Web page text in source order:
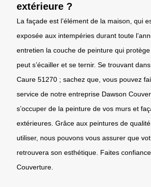
extérieure ?
La façade est l’élément de la maison, qui
exposée aux intempéries durant toute
entretien la couche de peinture qui
peut s’écailler et se ternir. Se trouvant
Caure 51270 ; sachez que, vous pouvez
service de notre entreprise Dawson
s’occuper de la peinture de vos murs et
extérieures. Grâce aux peintures de
utiliser, nous pouvons vous assurer que
retrouvera son esthétique. Faites
Couverture.